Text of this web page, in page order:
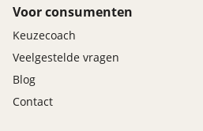
Voor consumenten
Keuzecoach
Veelgestelde vragen
Blog
Contact